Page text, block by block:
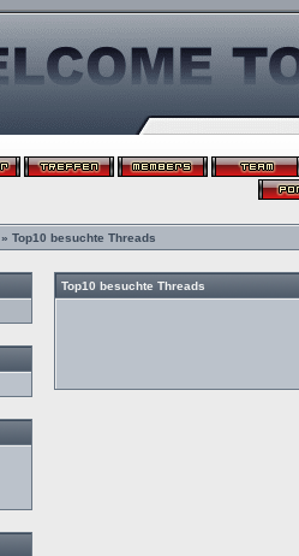
» Top10 besuchte Threads
Top10 besuchte Threads